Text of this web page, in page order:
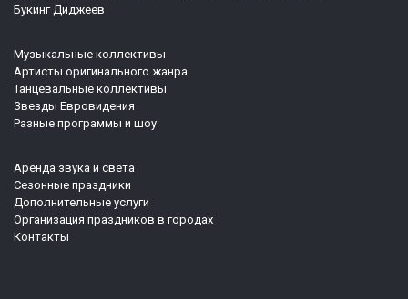
Букинг Диджеев
Музыкальные коллективы
Артисты оригинального жанра
Танцевальные коллективы
Звезды Евровидения
Разные программы и шоу
Аренда звука и света
Сезонные праздники
Дополнительные услуги
Организация праздников в городах
Контакты